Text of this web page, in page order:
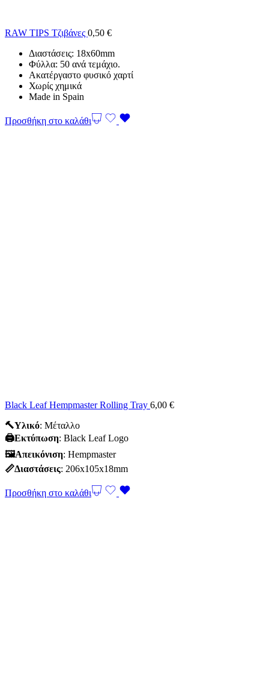
RAW TIPS Τζιβάνες 0,50 €
Διαστάσεις: 18x60mm
Φύλλα: 50 ανά τεμάχιο.
Ακατέργαστο φυσικό χαρτί
Χωρίς χημικά
Made in Spain
Προσθήκη στο καλάθι
Black Leaf Hempmaster Rolling Tray 6,00 €
🔨Υλικό: Mέταλλο
🖨️Εκτύπωση: Black Leaf Logo
🖼Απεικόνιση: Hempmaster
📏Διαστάσεις: 206x105x18mm
Προσθήκη στο καλάθι